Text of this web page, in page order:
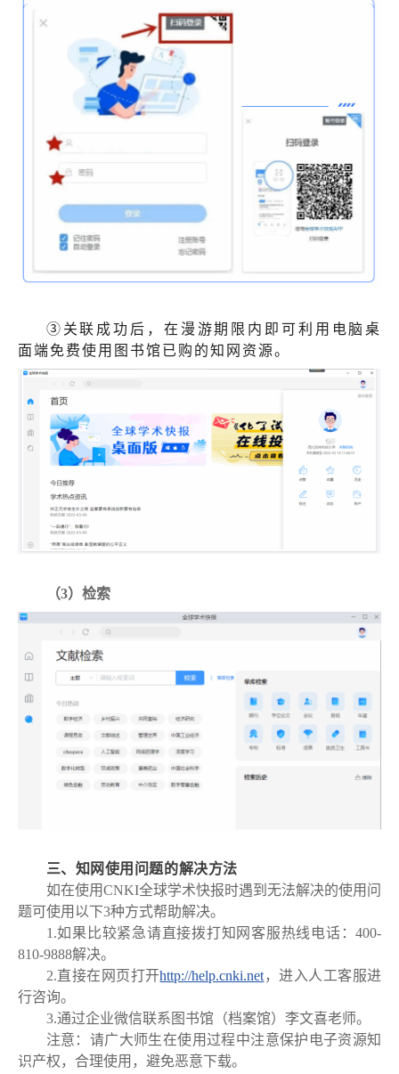
③关联成功后，在漫游期限内即可利用电脑桌
面端免费使用图书馆已购的知网资源。
（3）检索
三、知网使用问题的解决方法
如在使用CNKI全球学术快报时遇到无法解决的使用问
题可使用以下3种方式帮助解决。
1.如果比较紧急请直接拨打知网客服热线电话：400-
810-9888解决。
2.直接在网页打开http://help.cnki.net ，进入人工客服进
行咨询。
3.通过企业微信联系图书馆（档案馆）李文喜老师。
注意：请广大师生在使用过程中注意保护电子资源知
识产权，合理使用，避免恶意下载。